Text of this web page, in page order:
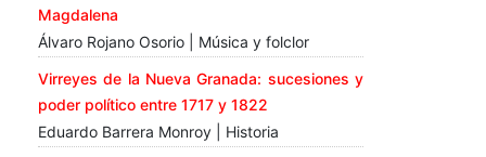
Magdalena
Álvaro Rojano Osorio | Música y folclor
Virreyes de la Nueva Granada: sucesiones y
poder político entre 1717 y 1822
Eduardo Barrera Monroy | Historia